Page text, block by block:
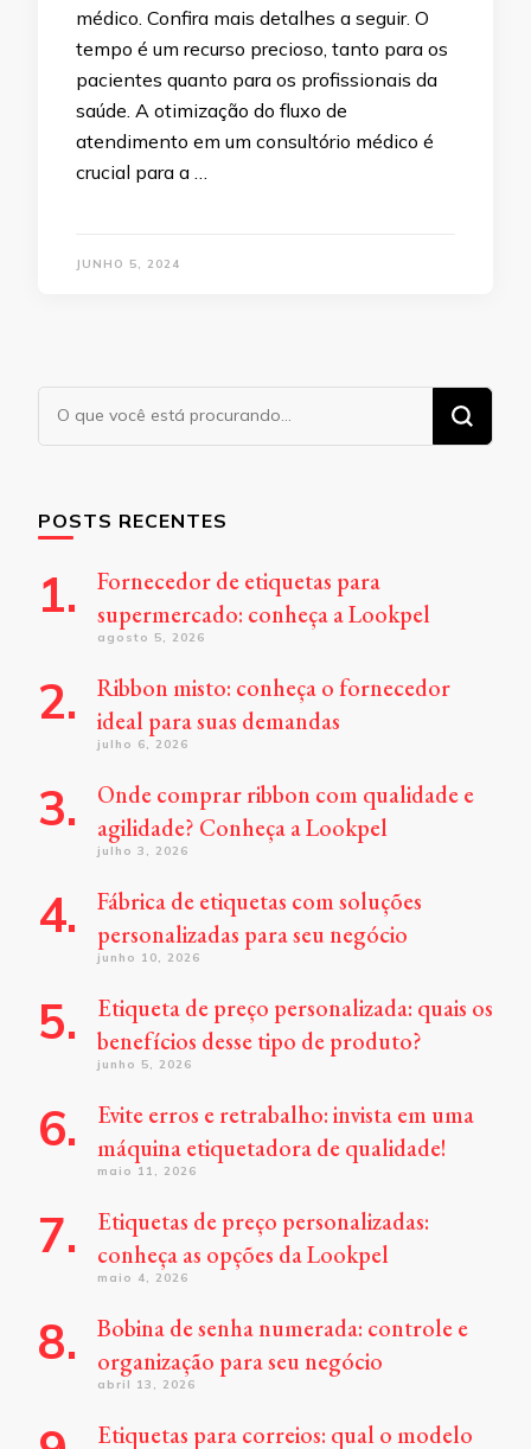
médico. Confira mais detalhes a seguir. O
tempo é um recurso precioso, tanto para os
pacientes quanto para os profissionais da
saúde. A otimização do fluxo de
atendimento em um consultório médico é
crucial para a …
JUNHO 5, 2024
Procurando
algo?
POSTS RECENTES
Fornecedor de etiquetas para
supermercado: conheça a Lookpel
agosto 5, 2026
Ribbon misto: conheça o fornecedor
ideal para suas demandas
julho 6, 2026
Onde comprar ribbon com qualidade e
agilidade? Conheça a Lookpel
julho 3, 2026
Fábrica de etiquetas com soluções
personalizadas para seu negócio
junho 10, 2026
Etiqueta de preço personalizada: quais os
benefícios desse tipo de produto?
junho 5, 2026
Evite erros e retrabalho: invista em uma
máquina etiquetadora de qualidade!
maio 11, 2026
Etiquetas de preço personalizadas:
conheça as opções da Lookpel
maio 4, 2026
Bobina de senha numerada: controle e
organização para seu negócio
abril 13, 2026
Etiquetas para correios: qual o modelo